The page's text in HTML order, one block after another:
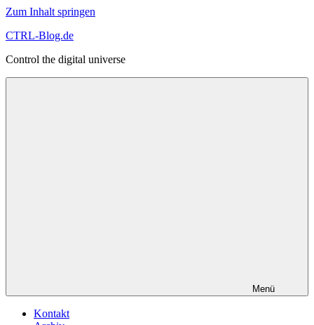
Zum Inhalt springen
CTRL-Blog.de
Control the digital universe
Menü
Kontakt